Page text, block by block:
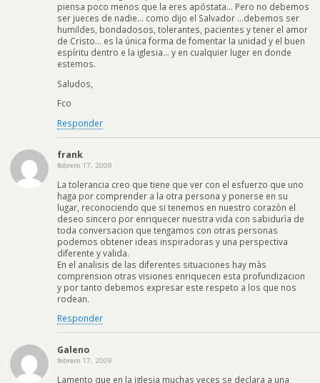
piensa poco menos que la eres apóstata… Pero no debemos
ser jueces de nadie… como dijo el Salvador …debemos ser
humildes, bondadosos, tolerantes, pacientes y tener el amor
de Cristo… es la única forma de fomentar la unidad y el buen
espíritu dentro e la iglesia… y en cualquier luger en donde
estemos.
Saludos,
Fco
Responder
frank
febrero 17, 2009
La tolerancia creo que tiene que ver con el esfuerzo que uno
haga por comprender a la otra persona y ponerse en su
lugar, reconociendo que si tenemos en nuestro corazòn el
deseo sincero por enriquecer nuestra vida con sabidurìa de
toda conversacion que tengamos con otras personas
podemos obtener ideas inspiradoras y una perspectiva
diferente y valida.
En el analisis de las diferentes situaciones hay màs
comprension otras visiones enriquecen esta profundizacion
y por tanto debemos expresar este respeto a los que nos
rodean.
Responder
Galeno
febrero 17, 2009
Lamento que en la iglesia muchas veces se declara a una